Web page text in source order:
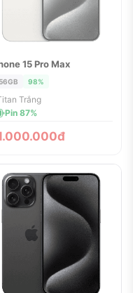
BÁN
15 Pro Max
98%
Trắng
Pin 87%